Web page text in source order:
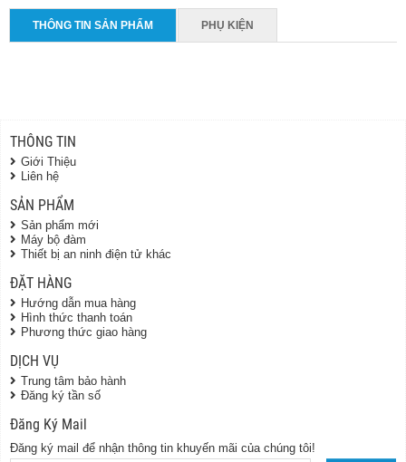
THÔNG TIN SẢN PHẨM PHỤ KIỆN
THÔNG TIN
Giới Thiệu
Liên hệ
SẢN PHẨM
Sản phẩm mới
Máy bộ đàm
Thiết bị an ninh điện tử khác
ĐẶT HÀNG
Hướng dẫn mua hàng
Hình thức thanh toán
Phương thức giao hàng
DỊCH VỤ
Trung tâm bảo hành
Đăng ký tần số
Đăng Ký Mail
Đăng ký mail để nhận thông tin khuyến mãi của chúng tôi!